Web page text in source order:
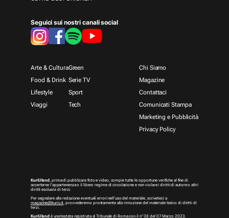
Seguici sui nostri canali social
Arte & Cultura
Food & Drink
Lifestyle
Viaggi
Green
Serie TV
Sport
Tech
Chi Siamo
Magazine
Contattaci
Comunicati Stampa
Marketing e Pubblicità
Privacy Policy
KuriUland , prima di pubblicare foto e video, compie tutte le opportune verifiche al fine di
accertarne l’appartenenza o il libero regime di circolazione e non violare i diritti di autore o altri
diritti esclusivi di terzi.
Per segnalare alla redazione eventuali errori nell’uso del materiale, scriveteci a
magazine@kuriu.it , provvederemo prontamente alla rimozione del materiale lesivo di diritti di
terzi.
KuriUland è una testata registrata al Tribunale di Roma con il n° 38 del 07 Marzo 2023.